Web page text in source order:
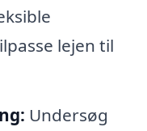
lejen til
Undersøg